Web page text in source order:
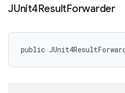
JUnit4ResultForwarder
public